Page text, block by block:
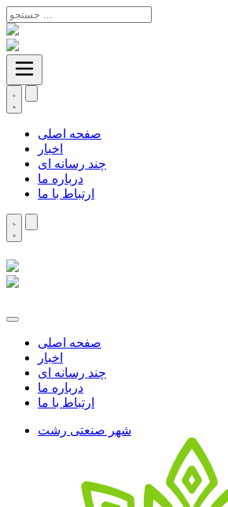
صفحه اصلی
اخبار
چند رسانه ای
درباره ما
ارتباط با ما
صفحه اصلی
اخبار
چند رسانه ای
درباره ما
ارتباط با ما
شهر صنعتی رشت